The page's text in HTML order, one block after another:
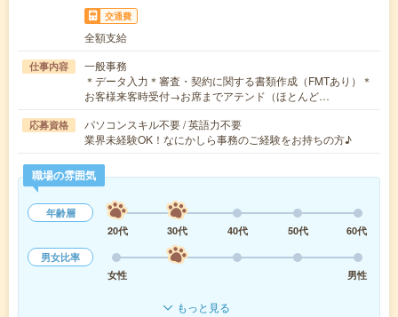
交通費
全額支給
仕事内容
一般事務
＊データ入力＊審査・契約に関する書類作成（FMTあり）＊
お客様来客時受付→お席までアテンド（ほとんど…
応募資格
パソコンスキル不要 / 英語力不要
業界未経験OK！なにかしら事務のご経験をお持ちの方♪
職場の雰囲気
年齢層
20代
30代 40代 50代
60代
男女比率
女性
男性
もっと見る